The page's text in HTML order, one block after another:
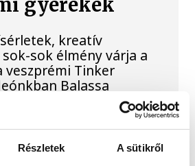
Részletek A sütikről
gyerekek
kreatív
sok élmény várja a
veszprémi Tinker
Balassa
vezetője mutatja
izgalmassá a